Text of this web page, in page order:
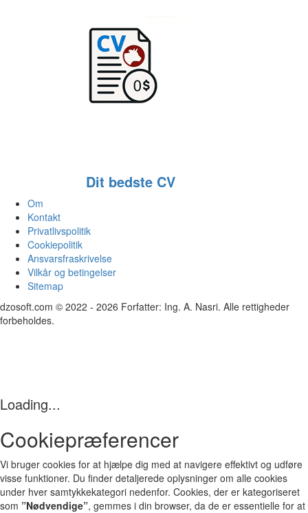
Dit bedste CV
Om
Kontakt
Privatlivspolitik
Cookiepolitik
Ansvarsfraskrivelse
Vilkår og betingelser
Sitemap
dzosoft.com © 2022 - 2026 Forfatter: Ing. A. Nasri. Alle rettigheder
forbeholdes.
Loading...
Cookiepræferencer
Vi bruger cookies for at hjælpe dig med at navigere effektivt og udføre
visse funktioner. Du finder detaljerede oplysninger om alle cookies
under hver samtykkekategori nedenfor. Cookies, der er kategoriseret
som ”Nødvendige”, gemmes i din browser, da de er essentielle for at